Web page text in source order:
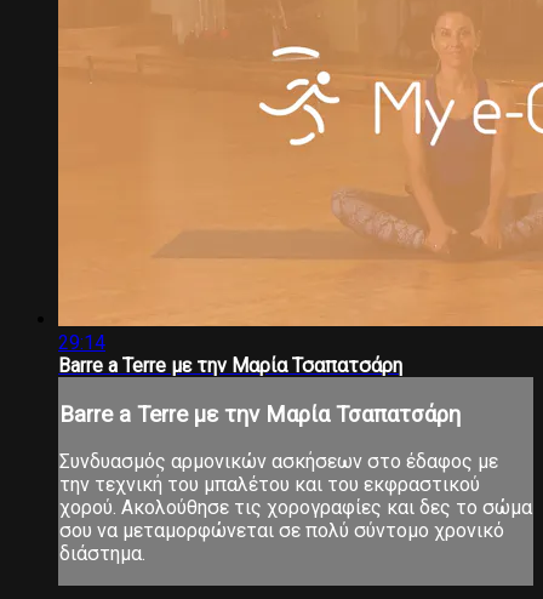
29:14
Barre a Terre με την Μαρία Τσαπατσάρη
Barre a Terre με την Μαρία Τσαπατσάρη
Συνδυασμός αρμονικών ασκήσεων στο έδαφος με
την τεχνική του μπαλέτου και του εκφραστικού
χορού. Ακολούθησε τις χορογραφίες και δες το σώμα
σου να μεταμορφώνεται σε πολύ σύντομο χρονικό
διάστημα.